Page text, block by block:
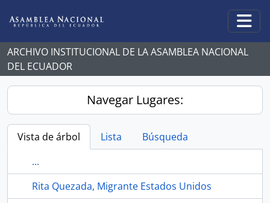
ARCHIVO INSTITUCIONAL DE LA ASAMBLEA NACIONAL
DEL ECUADOR
Navegar Lugares:
Vista de árbol Lista
Búsqueda
...
Rita Quezada, Migrante Estados Unidos